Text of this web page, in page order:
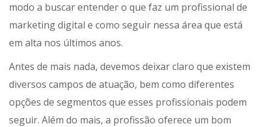
modo a buscar entender o que faz um profissional de
marketing digital e como seguir nessa área que está
em alta nos últimos anos.
Antes de mais nada, devemos deixar claro que existem
diversos campos de atuação, bem como diferentes
opções de segmentos que esses profissionais podem
seguir. Além do mais, a profissão oferece um bom